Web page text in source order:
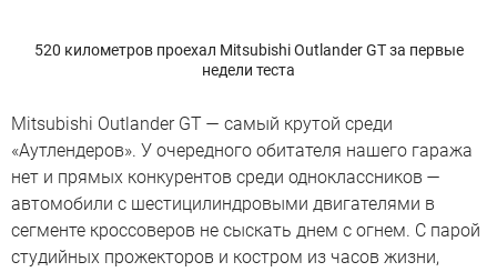
520 километров проехал Mitsubishi Outlander GT за первые
недели теста
Mitsubishi Outlander GT — самый крутой среди
«Аутлендеров». У очередного обитателя нашего гаража
нет и прямых конкурентов среди одноклассников —
автомобили с шестицилиндровыми двигателями в
сегменте кроссоверов не сыскать днем с огнем. С парой
студийных прожекторов и костром из часов жизни,